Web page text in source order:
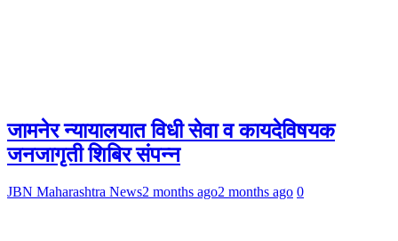
जामनेर न्यायालयात विधी सेवा व कायदेविषयक
जनजागृती शिबिर संपन्न
JBN Maharashtra News2 months ago2 months ago 0